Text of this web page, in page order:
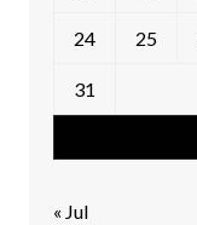
24 25
31
« Jul